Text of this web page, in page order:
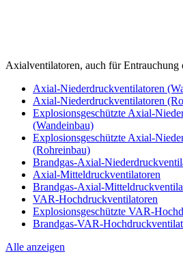
Axialventilatoren, auch für Entrauchung
Axial-Niederdruckventilatoren
Axial-Niederdruckventilatoren
Explosionsgeschützte Axial-
(Wandeinbau)
Explosionsgeschützte Axial-
(Rohreinbau)
Brandgas-Axial-
Axial-Mitteldruckventilatoren
Brandgas-Axial-
VAR-Hochdruckventilatoren
Explosionsgeschützte VAR-
Brandgas-VAR-
Alle anzeigen